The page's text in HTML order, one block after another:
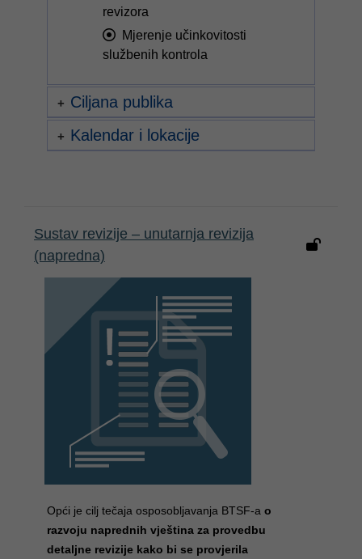
revizora
Mjerenje učinkovitosti
službenih kontrola
Ciljana publika
Kalendar i lokacije
Sustav revizije – unutarnja revizija
(napredna)
Opći je cilj tečaja osposobljavanja BTSF-a o
razvoju naprednih vještina za provedbu
detaljne revizije kako bi se provjerila